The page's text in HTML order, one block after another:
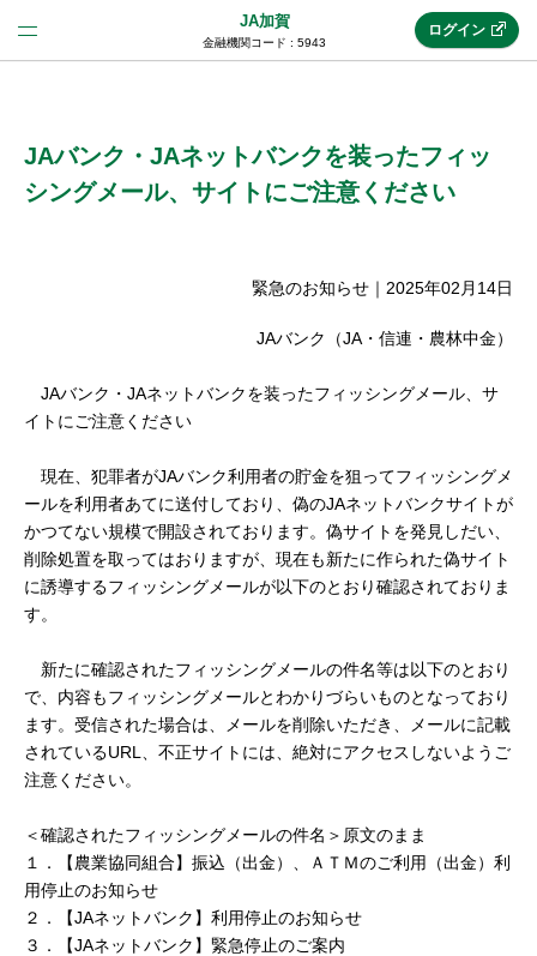
JA加賀
金融機関コード : 5943
(法人JAネットバンク)
メリット
機能・サービス
セキュリティ
困った時は
ログイン
JAバンク・JAネットバンクを装ったフィッ
シングメール、サイトにご注意ください
緊急のお知らせ ｜ 2025年02月14日
JAバンク（JA・信連・農林中金）
JAバンク・JAネットバンクを装ったフィッシングメール、サ
イトにご注意ください
現在、犯罪者がJAバンク利用者の貯金を狙ってフィッシングメ
ールを利用者あてに送付しており、偽のJAネットバンクサイトが
かつてない規模で開設されております。偽サイトを発見しだい、
削除処置を取ってはおりますが、現在も新たに作られた偽サイト
に誘導するフィッシングメールが以下のとおり確認されておりま
す。
新たに確認されたフィッシングメールの件名等は以下のとおり
で、内容もフィッシングメールとわかりづらいものとなっており
ます。受信された場合は、メールを削除いただき、メールに記載
されているURL、不正サイトには、絶対にアクセスしないようご
注意ください。
＜確認されたフィッシングメールの件名＞原文のまま
１．【農業協同組合】振込（出金）、ＡＴＭのご利用（出金）利
用停止のお知らせ
２．【JAネットバンク】利用停止のお知らせ
３．【JAネットバンク】緊急停止のご案内